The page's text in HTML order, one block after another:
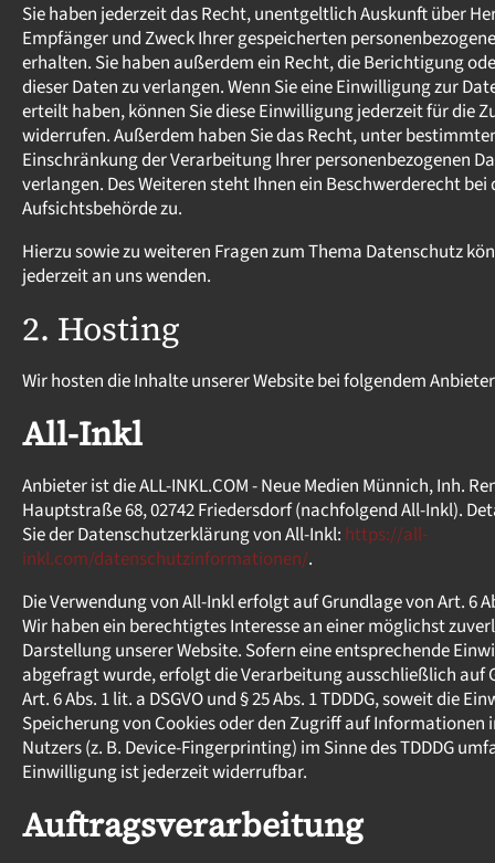
Sie haben jederzeit das Recht, unentgeltlich Auskunft über
Empfänger und Zweck Ihrer gespeicherten
erhalten. Sie haben außerdem ein Recht, die Berichtigung
dieser Daten zu verlangen. Wenn Sie eine Einwilligung zur
erteilt haben, können Sie diese Einwilligung jederzeit für die
widerrufen. Außerdem haben Sie das Recht, unter
Einschränkung der Verarbeitung Ihrer personenbezogenen
verlangen. Des Weiteren steht Ihnen ein Beschwerderecht
Aufsichtsbehörde zu.
Hierzu sowie zu weiteren Fragen zum Thema Datenschutz
jederzeit an uns wenden.
2. Hosting
Wir hosten die Inhalte unserer Website bei folgendem
All-Inkl
Anbieter ist die ALL-INKL.COM - Neue Medien Münnich, Inh.
Hauptstraße 68, 02742 Friedersdorf (nachfolgend All-Inkl).
Sie der Datenschutzerklärung von All-Inkl: https://all-
inkl.com/datenschutzinformationen/.
Die Verwendung von All-Inkl erfolgt auf Grundlage von Art. 6
Wir haben ein berechtigtes Interesse an einer möglichst
Darstellung unserer Website. Sofern eine entsprechende
abgefragt wurde, erfolgt die Verarbeitung ausschließlich auf
Art. 6 Abs. 1 lit. a DSGVO und § 25 Abs. 1 TDDDG, soweit die
Speicherung von Cookies oder den Zugriff auf Informationen
Nutzers (z. B. Device-Fingerprinting) im Sinne des TDDDG
Einwilligung ist jederzeit widerrufbar.
Auftragsverarbeitung